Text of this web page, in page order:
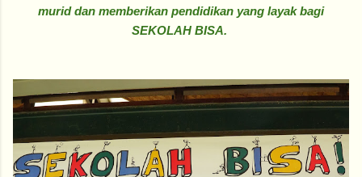
murid dan memberikan pendidikan yang layak bagi
SEKOLAH BISA.